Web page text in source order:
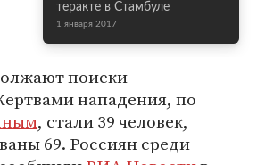
теракте в Стамбуле
1 января 2017
поиски
нападения, по
, стали 39 человек,
69. Россиян среди